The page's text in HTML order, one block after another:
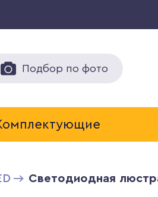
Подбор по фото
Светодиодная